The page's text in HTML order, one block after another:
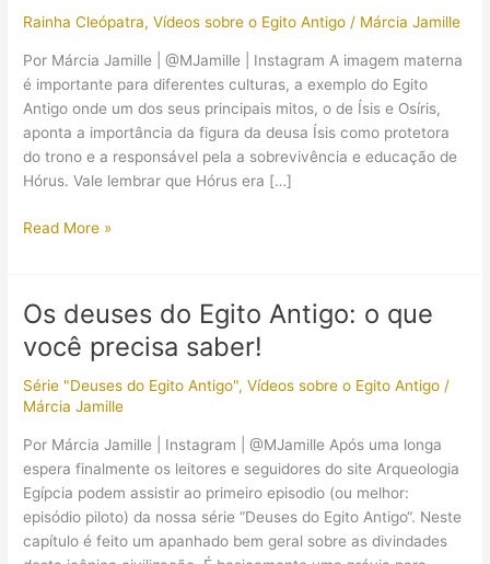
Rainha Cleópatra,Vídeos sobre o Egito Antigo / Márcia Jamille
Por Márcia Jamille | @MJamille | Instagram A imagem materna
é importante para diferentes culturas, a exemplo do Egito
Antigo onde um dos seus principais mitos, o de Ísis e Osíris,
aponta a importância da figura da deusa Ísis como protetora
do trono e a responsável pela a sobrevivência e educação de
Hórus. Vale lembrar que Hórus era […]
Grandes
deusa
Ísis
rainha
VII
Read More »
Os deuses do Egito Antigo: o que
você precisa saber!
Série "Deuses do Egito Antigo",Vídeos sobre o Egito Antigo /
Márcia Jamille
Por Márcia Jamille | Instagram | @MJamille Após uma longa
espera finalmente os leitores e seguidores do site Arqueologia
Egípcia podem assistir ao primeiro episodio (ou melhor:
episódio piloto) da nossa série “Deuses do Egito Antigo“. Neste
capítulo é feito um apanhado bem geral sobre as divindades